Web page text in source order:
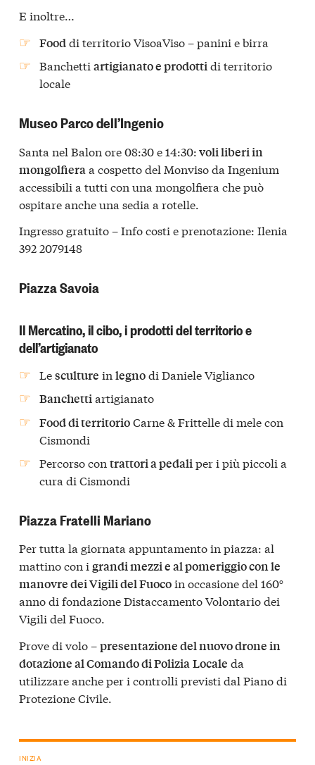
E inoltre…
Fooddi territorio VisoaViso – panini e birra
Banchettiartigianato e prodottidi territorio
locale
Museo Parco dell’Ingenio
Santa nel Balon ore 08:30 e 14:30:voli liberi in
mongolfiera a cospetto del Monviso da Ingenium
accessibili a tutti con una mongolfiera che può
ospitare anche una sedia a rotelle.
Ingresso gratuito – Info costi e prenotazione: Ilenia
392 2079148
Piazza Savoia
Il Mercatino, il cibo, i prodotti del territorio e
dell’artigianato
Lesculture inlegnodi Daniele Viglianco
Banchettiartigianato
Food di territorioCarne & Frittelle di mele con
Cismondi
Percorso contrattori a pedaliper i più piccoli a
cura di Cismondi
Piazza Fratelli Mariano
Per tutta la giornata appuntamento in piazza: al
mattino con i grandi mezzi e al pomeriggio con le
manovre dei Vigili del Fuocoin occasione del 160°
anno di fondazione Distaccamento Volontario dei
Vigili del Fuoco.
Prove di volo –presentazione del nuovo drone in
dotazione al Comando di PoliziaLocale da
utilizzare anche per i controlli previsti dal Piano di
Protezione Civile.
INIZIA